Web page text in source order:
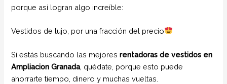
porque así logran algo increíble:
Vestidos de lujo, por una fracción del precio
Si estás buscando las mejoresrentadoras de vestidos en
Ampliacion Granada, quédate, porque esto puede
ahorrarte tiempo, dinero y muchas vueltas.